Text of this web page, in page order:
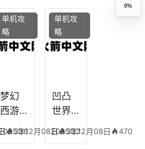
魔，
乐园
团装
备任
技能
加
点，
神武
龙宫
怎么
336
梦幻
西游
炼丹
年12月08日 332
单机攻
略
凹凸
世界
全部
2025年12月08日 470
单机攻
略
0%